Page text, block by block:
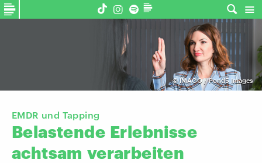
©IMAGO / Pond5 Images
EMDR und Tapping
Belastende Erlebnisse
achtsam verarbeiten